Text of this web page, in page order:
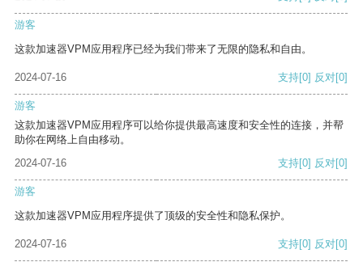
游客
这款加速器VPM应用程序已经为我们带来了无限的隐私和自由。
2024-07-16 支持[0] 反对[0]
游客
这款加速器VPM应用程序可以给你提供最高速度和安全性的连接，并帮
助你在网络上自由移动。
2024-07-16
支持[0] 反对[0]
游客
这款加速器VPM应用程序提供了顶级的安全性和隐私保护。
2024-07-16 支持[0] 反对[0]